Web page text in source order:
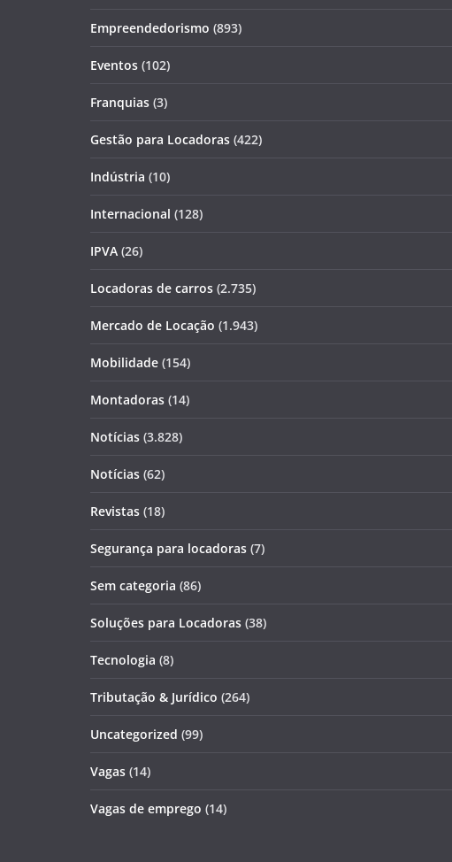
Empreendedorismo (893)
Eventos (102)
Franquias (3)
Gestão para Locadoras (422)
Indústria (10)
Internacional (128)
IPVA (26)
Locadoras de carros (2.735)
Mercado de Locação (1.943)
Mobilidade (154)
Montadoras (14)
Notícias (3.828)
Notícias (62)
Revistas (18)
Segurança para locadoras (7)
Sem categoria (86)
Soluções para Locadoras (38)
Tecnologia (8)
Tributação & Jurídico (264)
Uncategorized (99)
Vagas (14)
Vagas de emprego (14)